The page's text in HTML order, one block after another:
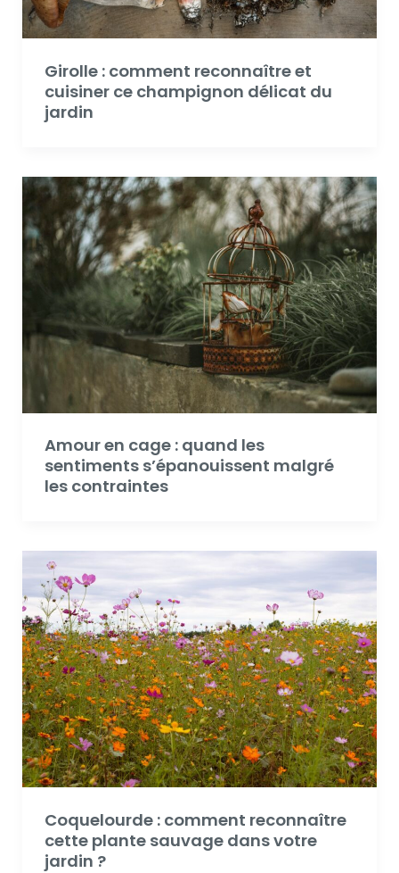
Girolle : comment reconnaître et
cuisiner ce champignon délicat du
jardin
Amour en cage : quand les
sentiments s’épanouissent malgré
les contraintes
Coquelourde : comment reconnaître
cette plante sauvage dans votre
jardin ?